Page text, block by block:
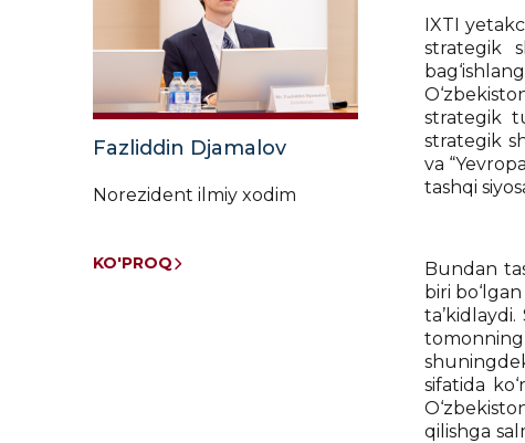
Fazliddin Djamalov
Norezident ilmiy xodim
KO'PROQ
IXTI
strategik
strategik
strategik
va
tashqi
Bundan
biri
tomonning
sifatida
qilishga